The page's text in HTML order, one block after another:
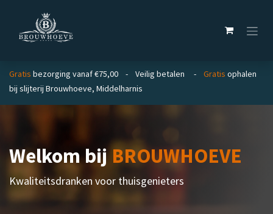
Gratis bezorging vanaf €75,00 - Veilig betalen - Gratis ophalen
bij slijterij Brouwhoeve, Middelharnis
Welkom bijBROUWHOEVE
Kwaliteitsdranken voor thuisgenieters